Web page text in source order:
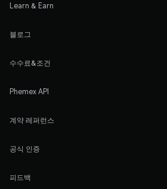
Learn & Earn
블로그
수수료&조건
Phemex API
계약 레퍼런스
공식 인증
피드백